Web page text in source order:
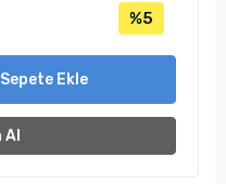
%5
Sepete Ekle
Al